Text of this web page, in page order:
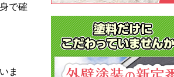
で確
ま